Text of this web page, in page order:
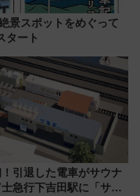
景スポットをめぐって
タート
！引退した電車がサウナ
急行下吉田駅に「サ電